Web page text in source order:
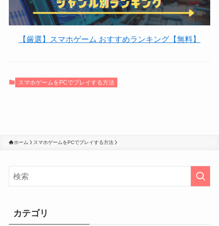
【厳選】スマホゲーム おすすめランキング【無料】
スマホゲームをPCでプレイする方法
ホーム スマホゲームをPCでプレイする方法
カテゴリ